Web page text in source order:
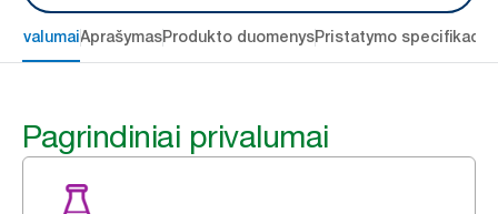
AprašymasProdukto duomenysPristatymo
Pagrindiniai privalumai